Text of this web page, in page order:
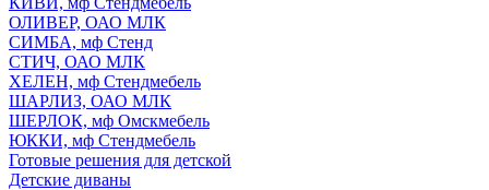
ОЛИВЕР, ОАО МЛК
СИМБА, мф Стенд
СТИЧ, ОАО МЛК
ХЕЛЕН, мф Стендмебель
ШАРЛИЗ, ОАО МЛК
ШЕРЛОК, мф Омскмебель
ЮККИ, мф Стендмебель
Готовые решения для детской
Детские диваны